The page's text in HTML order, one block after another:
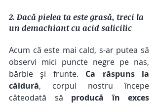
2. Dacă pielea ta este grasă, treci la
un demachiant cu acid salicilic
Acum că este mai cald, s-ar putea să
observi mici puncte negre pe nas,
bărbie și frunte. Ca răspuns la
căldură, corpul nostru începe
câteodată să producă în exces